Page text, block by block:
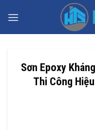
qua
Sơn Epoxy
Thi Công